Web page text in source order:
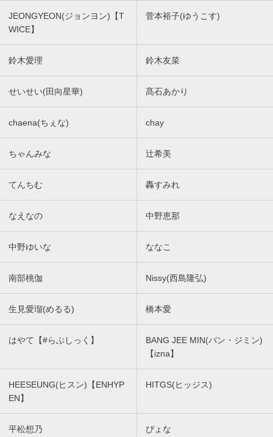
JEONGYEON(ジョンヨン)【T
WICE】
菅本裕子(ゆうこす)
鈴木愛理 鈴木友菜
せいせい(田向星華) 髙石あかり
chaena(ちぇな) chay
ちゃんみな 辻希美
てんちむ 轟すみれ
なえなの 中野恵那
中野ゆいな ななこ
南部桃伽 Nissy(西島隆弘)
生見愛瑠(めるる) 橋本愛
はやて【#らぶしっく】
BANG JEE MIN(バン・ジミン)
【izna】
HEESEUNG(ヒスン)【ENHYP
EN】
HITGS(ヒッジス)
平松想乃 ぴょな